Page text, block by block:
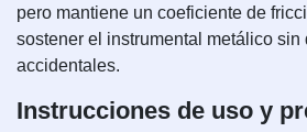
pero mantiene un coeficiente de
sostener el instrumental metálico sin
accidentales.
Instrucciones de uso y